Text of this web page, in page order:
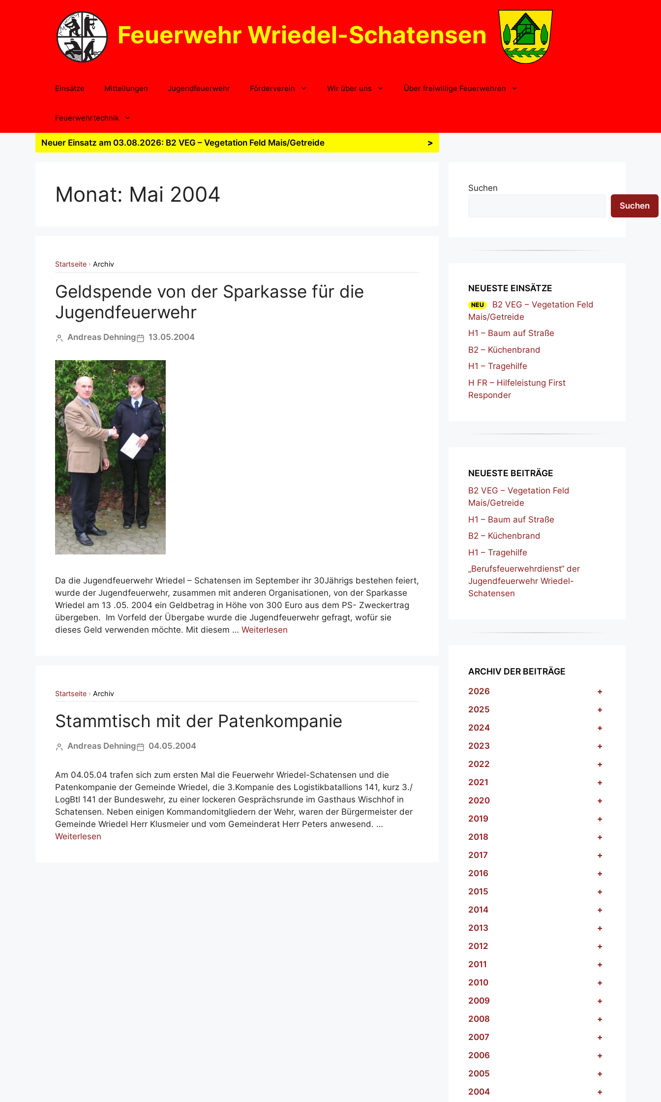
Feuerwehr Wriedel-Schatensen
Einsätze Mitteilungen Jugendfeuerwehr Förderverein Wir über uns Über freiwillige Feuerwehren
Feuerwehrtechnik
Neuer Einsatz am 03.08.2026: B2 VEG – Vegetation Feld Mais/Getreide >
Monat: Mai 2004
Startseite › Archiv
Geldspende von der Sparkasse für die
Jugendfeuerwehr
Andreas Dehning 13.05.2004
Da die Jugendfeuerwehr Wriedel – Schatensen im September ihr 30Jährigs bestehen feiert,
wurde der Jugendfeuerwehr, zusammen mit anderen Organisationen, von der Sparkasse
Wriedel am 13 .05. 2004 ein Geldbetrag in Höhe von 300 Euro aus dem PS- Zweckertrag
übergeben. Im Vorfeld der Übergabe wurde die Jugendfeuerwehr gefragt, wofür sie
dieses Geld verwenden möchte. Mit diesem … Weiterlesen
Startseite › Archiv
Stammtisch mit der Patenkompanie
Andreas Dehning 04.05.2004
Am 04.05.04 trafen sich zum ersten Mal die Feuerwehr Wriedel-Schatensen und die
Patenkompanie der Gemeinde Wriedel, die 3.Kompanie des Logistikbatallions 141, kurz 3./
LogBtl 141 der Bundeswehr, zu einer lockeren Gesprächsrunde im Gasthaus Wischhof in
Schatensen. Neben einigen Kommandomitgliedern der Wehr, waren der Bürgermeister der
Gemeinde Wriedel Herr Klusmeier und vom Gemeinderat Herr Peters anwesend. …
Weiterlesen
Suchen
Suchen
NEUESTE EINSÄTZE
NEU
B2 VEG – Vegetation Feld
Mais/Getreide
H1 – Baum auf Straße
B2 – Küchenbrand
H1 – Tragehilfe
H FR – Hilfeleistung First
Responder
NEUESTE BEITRÄGE
B2 VEG – Vegetation Feld
Mais/Getreide
H1 – Baum auf Straße
B2 – Küchenbrand
H1 – Tragehilfe
„Berufsfeuerwehrdienst“ der
Jugendfeuerwehr Wriedel-
Schatensen
ARCHIV DER BEITRÄGE
2026
+
2025
+
2024
+
2023
+
2022
+
2021
+
2020
+
2019
+
2018
+
2017
+
2016
+
2015
+
2014
+
2013
+
2012
+
2011
+
2010
+
2009
+
2008
+
2007
+
2006
+
2005
+
2004
+